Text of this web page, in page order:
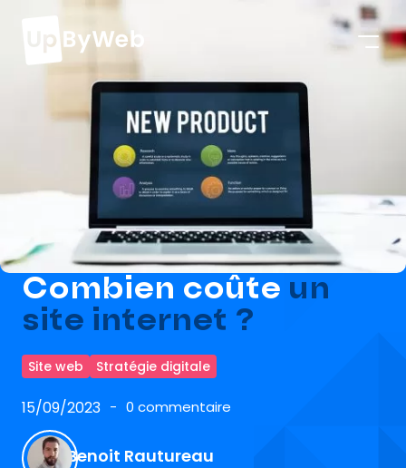
Combien coûte un
site internet ?
Site web Stratégie digitale
15/09/2023 0 commentaire
Benoit Rautureau